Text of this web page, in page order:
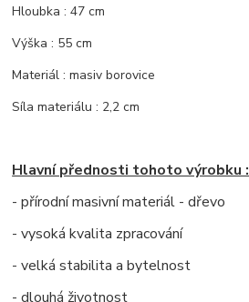
Hloubka : 47 cm
Výška : 55 cm
Materiál : masiv borovice
Síla materiálu : 2,2 cm
Hlavní přednosti tohoto výrobku :
- přírodní masivní materiál - dřevo
- vysoká kvalita zpracování
- velká stabilita a bytelnost
- dlouhá životnost